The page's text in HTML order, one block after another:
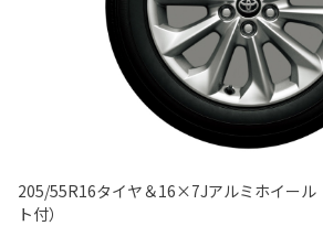
205/55R16タイヤ＆16×7Jアルミホイール
ト付）